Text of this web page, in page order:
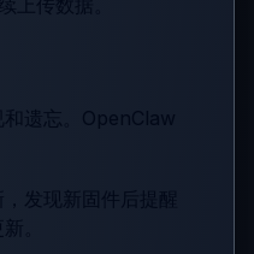
上传数据。
遗忘。OpenClaw
发现新固件后提醒
。